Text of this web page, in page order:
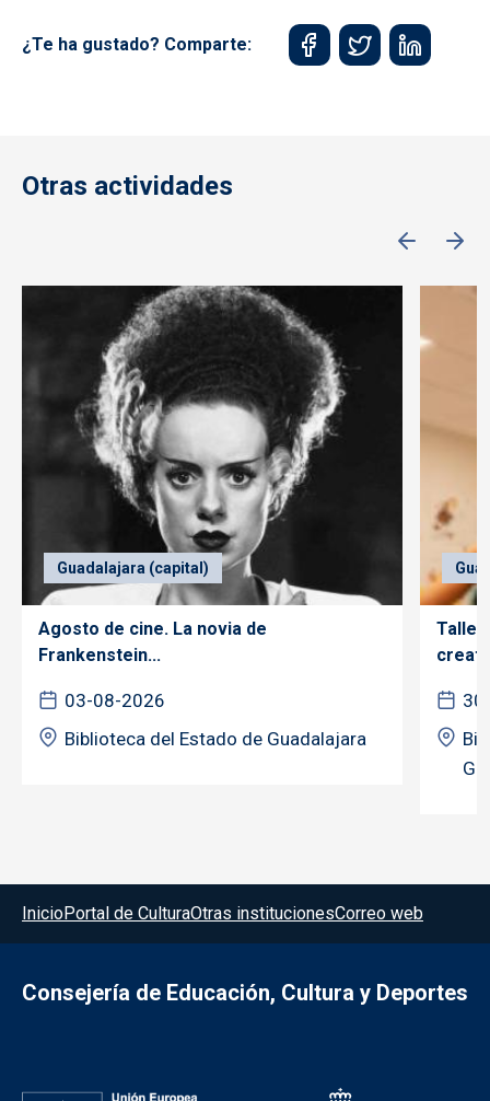
¿Te ha gustado? Comparte:
Otras actividades
Guadalajara (capital)
Agosto de cine. La novia de
Frankenstein...
03-08-2026
Biblioteca del Estado de Guadalajara
Taller
Menú del pie
InicioPortal de CulturaOtras institucionesCorreo web
Consejería de Educación, Cultura y Deportes